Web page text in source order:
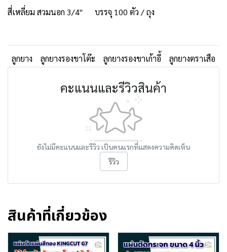
สี่เหลี่ยม สวมนอก 3/4" บรรจุ 100 ตัว / ถุง
ลูกยาง ลูกยางรองขาโต๊ะ ลูกยางรองขาเก้าอี้ ลูกยางตราเสือ
คะแนนและรีวิวสินค้า
ยังไม่มีคะแนนและรีวิว เป็นคนแรกที่แสดงความคิดเห็น
รีวิว
สินค้าที่เกี่ยวข้อง